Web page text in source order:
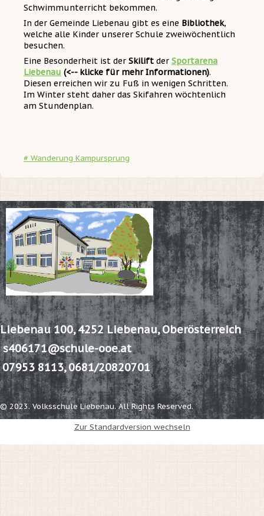
Schwimmunterricht bekommen.
In der Gemeinde Liebenau gibt es eine Bibliothek,
welche alle Kinder unserer Schule zweiwöchentlich
besuchen.
Eine Besonderheit ist der Skilift der Sportarena
Liebenau (<-- klicke für mehr Informationen).
Diesen erreichen wir zu Fuß in wenigen Schritten.
Im Winter steht daher das Skifahren wöchtenlich
am Stundenplan.
# Wanderung Kampursprung
Liebenau 100,4252 Liebenau, Oberösterreich
s406171@schule-ooe.at
07953 8113, 0681/20820701
© 2023. Volksschule Liebenau. All Rights Reserved.
Zur Standardversion wechseln